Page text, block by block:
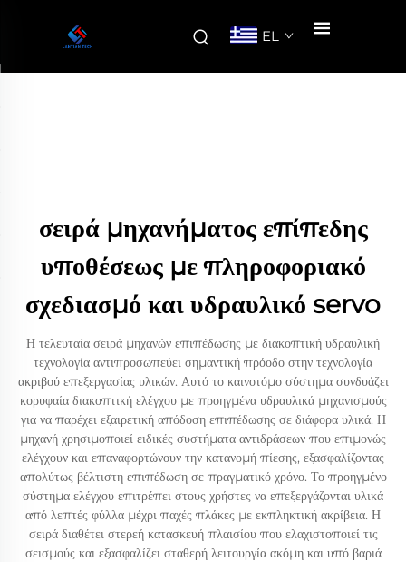
EL
σειρά μηχανήματος επίπεδης
υποθέσεως με πληροφοριακό
σχεδιασμό και υδραυλικό servo
Η τελευταία σειρά μηχανών επιπέδωσης με διακοπτική υδραυλική
τεχνολογία αντιπροσωπεύει σημαντική πρόοδο στην τεχνολογία
ακριβού επεξεργασίας υλικών. Αυτό το καινοτόμο σύστημα συνδυάζει
κορυφαία διακοπτική ελέγχου με προηγμένα υδραυλικά μηχανισμούς
για να παρέχει εξαιρετική απόδοση επιπέδωσης σε διάφορα υλικά. Η
μηχανή χρησιμοποιεί ειδικές συστήματα αντιδράσεων που επιμονώς
ελέγχουν και επαναφορτώνουν την κατανομή πίεσης, εξασφαλίζοντας
απολύτως βέλτιστη επιπέδωση σε πραγματικό χρόνο. Το προηγμένο
σύστημα ελέγχου επιτρέπει στους χρήστες να επεξεργάζονται υλικά
από λεπτές φύλλα μέχρι παχές πλάκες με εκπληκτική ακρίβεια. Η
σειρά διαθέτει στερεή κατασκευή πλαισίου που ελαχιστοποιεί τις
σεισμούς και εξασφαλίζει σταθερή λειτουργία ακόμη και υπό βαριά